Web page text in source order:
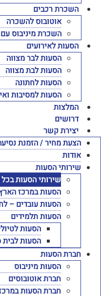
השכרת רכבים
אוטובוס להשכרה
השכרת מיניבוס
הסעות לאירועים
הסעות לבר מצווה
הסעות לבת מצווה
הסעות לחתונה
הסעות למסיבות
המלצות
דרושים
יצירת קשר
הצעת מחיר / הזמנת
אודות
שירותי הסעות
שירותי הסעות
הסעות במרכז
הסעות עובדים –
הסעות תלמידים
הסעות
הסעות לבית
חברת הסעות
הסעות מיניבוס
חברת אוטובוסים
חברת הסעות